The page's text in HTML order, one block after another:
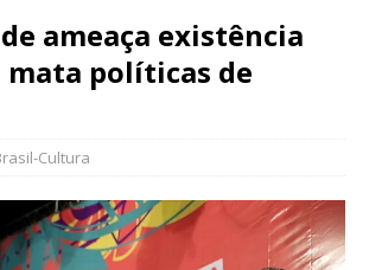
ameaça existência
mata políticas de
Cultura